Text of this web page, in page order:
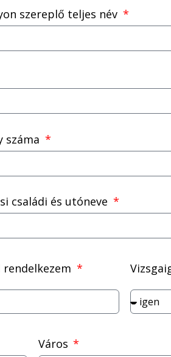
szereplő teljes név
száma
családi és utóneve
Város